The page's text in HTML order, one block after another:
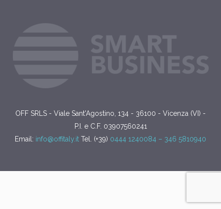
OFF SRLS - Viale Sant'Agostino, 134 - 36100 - Vicenza (VI) -
P.I. e C.F. 03907560241
Email: info@offitaly.it Tel. (+39) 0444 1240084 – 346 5810940